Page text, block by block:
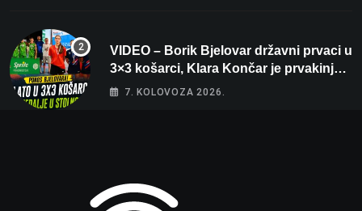
VIDEO – Borik Bjelovar državni prvaci u
3×3 košarci, Klara Končar je prvakinja
Hrvatske u stolnom tenisu!
7. KOLOVOZA 2026.